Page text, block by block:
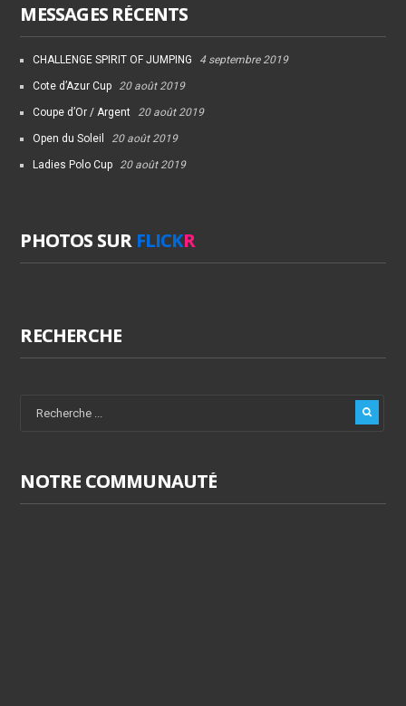
MESSAGES RÉCENTS
CHALLENGE SPIRIT OF JUMPING 4 septembre 2019
Cote d’Azur Cup 20 août 2019
Coupe d’Or / Argent 20 août 2019
Open du Soleil 20 août 2019
Ladies Polo Cup 20 août 2019
PHOTOS SUR FLICKR
RECHERCHE
NOTRE COMMUNAUTÉ